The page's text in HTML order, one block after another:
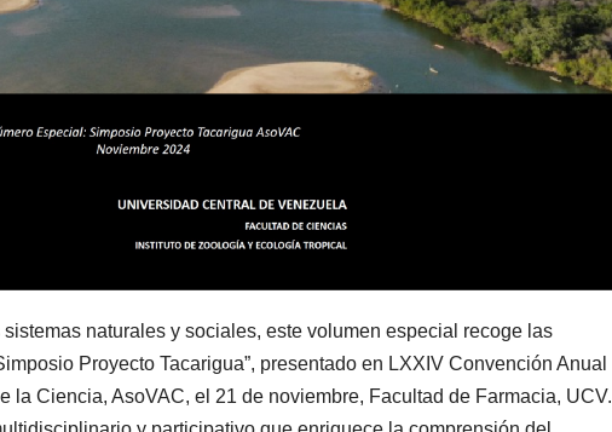
naturales y sociales, este volumen especial recoge las
Proyecto Tacarigua”, presentado en LXXIV Convención Anual
la Ciencia, AsoVAC, el 21 de noviembre, Facultad de Farmacia, UCV.